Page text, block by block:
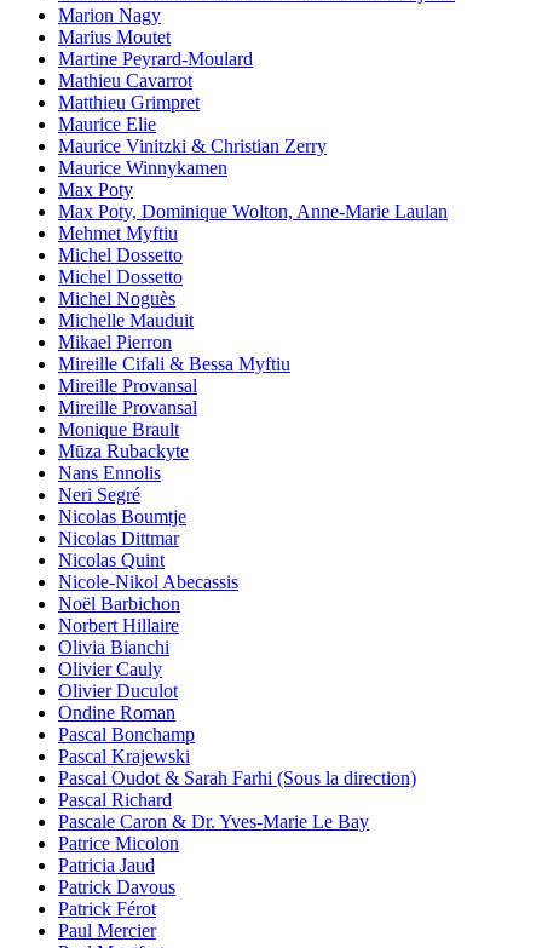
Marion Nagy
Marius Moutet
Martine Peyrard-Moulard
Mathieu Cavarrot
Matthieu Grimpret
Maurice Elie
Maurice Vinitzki & Christian Zerry
Maurice Winnykamen
Max Poty
Max Poty, Dominique Wolton, Anne-Marie Laulan
Mehmet Myftiu
Michel Dossetto
Michel Dossetto
Michel Noguès
Michelle Mauduit
Mikael Pierron
Mireille Cifali & Bessa Myftiu
Mireille Provansal
Mireille Provansal
Monique Brault
Mūza Rubackyte
Nans Ennolis
Neri Segré
Nicolas Boumtje
Nicolas Dittmar
Nicolas Quint
Nicole-Nikol Abecassis
Noël Barbichon
Norbert Hillaire
Olivia Bianchi
Olivier Cauly
Olivier Duculot
Ondine Roman
Pascal Bonchamp
Pascal Krajewski
Pascal Oudot & Sarah Farhi (Sous la direction)
Pascal Richard
Pascale Caron & Dr. Yves-Marie Le Bay
Patrice Micolon
Patricia Jaud
Patrick Davous
Patrick Férot
Paul Mercier